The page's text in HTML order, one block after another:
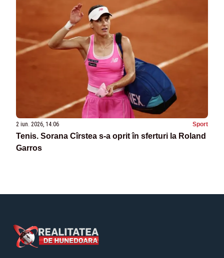
2 iun. 2026, 14:06 Sport
Tenis. Sorana Cîrstea s-a oprit în sferturi la Roland
Garros